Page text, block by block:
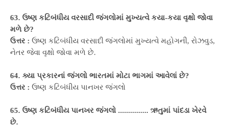
63. ઉષ્ણ કટિબંધીય વરસાદી જંગલોમાં મુખ્યત્વે કયા-કયા વૃક્ષો જોવા
મળે છે?
ઉત્તર : ઉષ્ણ કટિબંધીય વરસાદી જંગલોમાં મુખ્યત્વે મહોગની, રોઝવુડ,
નેતર જેવા વૃક્ષો જોવા મળે છે.
64. ક્યા પ્રકારનાં જંગલો ભારતમાં મોટા ભાગમાં આવેલાં છે?
ઉત્તર : ઉષ્ણ કટિબંધીય પાનખર જંગલો
65. ઉષ્ણ કટિબંધીય પાનખર જંગલો ............... ઋતુમાં પાંદડા ખેરવે
છે.